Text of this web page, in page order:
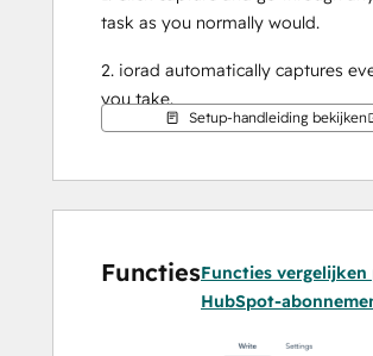
task as you normally would.
2. iorad automatically captures
you take.
generate an interactive tutorial
Setup-handleiding bekijken
FunctiesFuncties vergelijken
HubSpot-